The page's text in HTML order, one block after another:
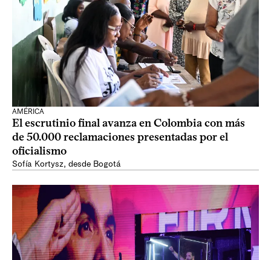
AMÉRICA
El escrutinio final avanza en Colombia con más
de 50.000 reclamaciones presentadas por el
oficialismo
Sofía Kortysz, desde Bogotá